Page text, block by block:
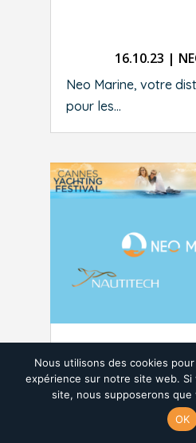
16.10.23 |
Neo Marine, votre
pour les...
CANNES
2023
|
Nous utilisons des cookies
expérience sur notre site web.
site, nous supposerons
OK